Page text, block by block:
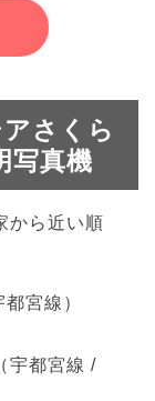
さくら
写真機
から近い順
都宮線）
（宇都宮線 /